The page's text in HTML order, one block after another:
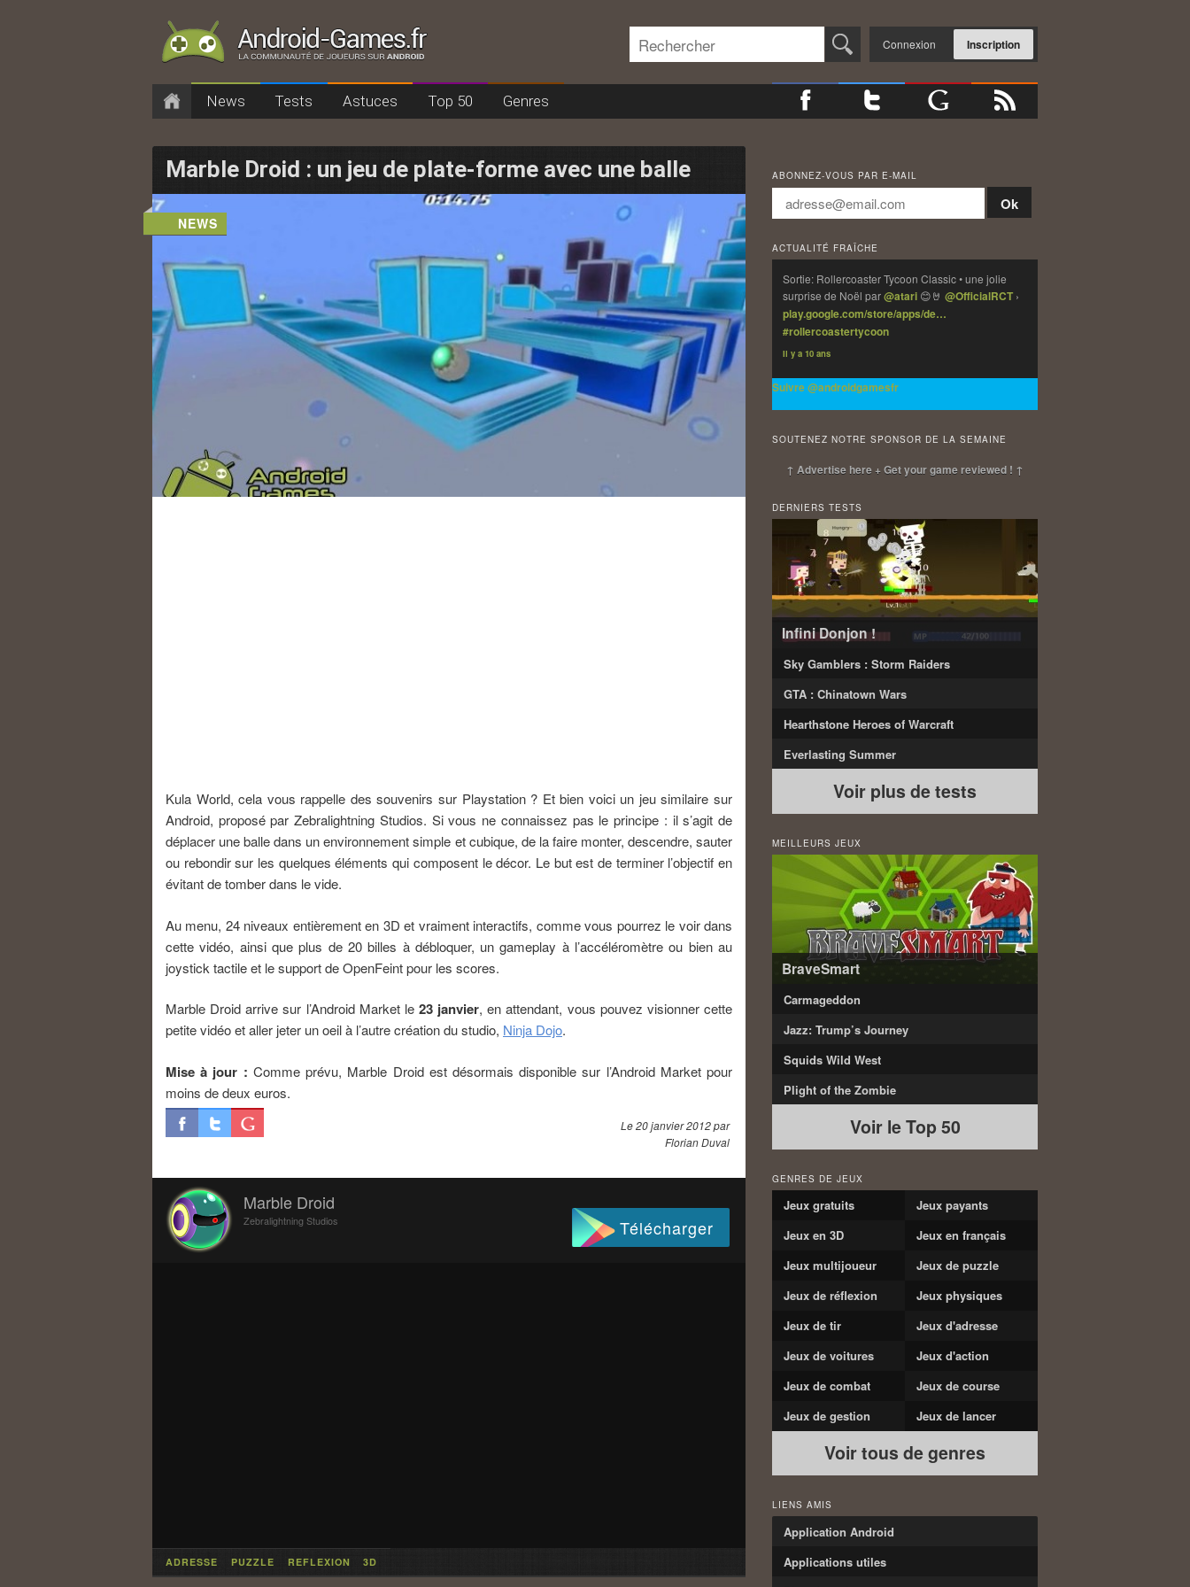
Connexion Inscription
Rechercher
Menu principalAller au contenu principal
Aller au contenu secondaire
News Tests Astuces Top 50 Genres
Marble Droid : un jeu de plate-forme avec une balle
NEWS
Kula World, cela vous rappelle des souvenirs sur Playstation ? Et bien voici un jeu similaire sur
Android, proposé par Zebralightning Studios. Si vous ne connaissez pas le principe : il s’agit de
déplacer une balle dans un environnement simple et cubique, de la faire monter, descendre, sauter
ou rebondir sur les quelques éléments qui composent le décor. Le but est de terminer l’objectif en
évitant de tomber dans le vide.
Au menu, 24 niveaux entièrement en 3D et vraiment interactifs, comme vous pourrez le voir dans
cette vidéo, ainsi que plus de 20 billes à débloquer, un gameplay à l’accéléromètre ou bien au
joystick tactile et le support de OpenFeint pour les scores.
Marble Droid arrive sur l’Android Market le 23 janvier, en attendant, vous pouvez visionner cette
petite vidéo et aller jeter un oeil à l’autre création du studio, Ninja Dojo.
Mise à jour : Comme prévu, Marble Droid est désormais disponible sur l’Android Market pour
moins de deux euros.
Le20 janvier 2012par
Florian Duval
Marble Droid
Zebralightning Studios Télécharger
ADRESSE PUZZLE REFLEXION 3D
ABONNEZ-VOUS PAR E-MAIL
ACTUALITÉ FRAÎCHE
Sortie: Rollercoaster Tycoon Classic • une jolie
surprise de Noël par@atari 😊🤘 @OfficialRCT ›
play.google.com/store/apps/de…
#rollercoastertycoon
Il y a 10 ans
Suivre @androidgamesfr
SOUTENEZ NOTRE SPONSOR DE LA SEMAINE
↑ Advertise here + Get your game reviewed ! ↑
DERNIERS TESTS
Infini Donjon !
Sky Gamblers : Storm Raiders
GTA : Chinatown Wars
Hearthstone Heroes of Warcraft
Everlasting Summer
Voir plus de tests
MEILLEURS JEUX
BraveSmart
Carmageddon
Jazz: Trump’s Journey
Squids Wild West
Plight of the Zombie
Voir le Top 50
GENRES DE JEUX
Jeux gratuits
Jeux payants
Jeux en 3D
Jeux en français
Jeux multijoueur
Jeux de puzzle
Jeux de réflexion
Jeux physiques
Jeux de tir
Jeux d'adresse
Jeux de voitures
Jeux d'action
Jeux de combat
Jeux de course
Jeux de gestion
Jeux de lancer
Voir tous de genres
LIENS AMIS
Application Android
Applications utiles